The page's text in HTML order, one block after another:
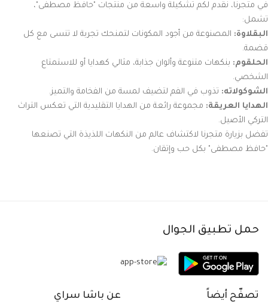
في متجرنا، نقدم لكم تشكيلة واسعة من منتجات "حافظ مصطفى"،
تشمل:
البقلاوة: المصنوعة من أجود المكونات لتمنحك تجربة لا تنسى مع كل
قضمة.
الحلقوم: بنكهات متنوعة وألوان جذابة، مثالي كهدايا أو للاستمتاع
الشخصي.
الشوكولاته: تذوب في الفم لتضيف لمسة من الفخامة والتميز.
الهدايا العريقة: مجموعة رائعة من الهدايا التقليدية التي تعكس التراث
التركي الأصيل.
تفضل بزيارة متجرنا لاكتشاف عالم من النكهات اللذيذة التي تصنعها
"حافظ مصطفى" بكل حب وإتقان.
حمل تطبيق الجوال
عن باشا سراي تصفّح أيضاً